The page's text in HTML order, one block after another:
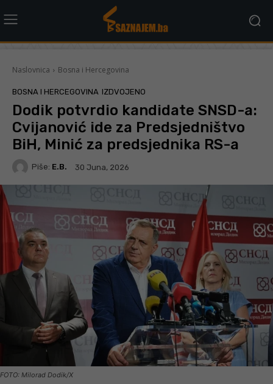
Naslovnica Bosna i Hercegovina
BOSNA I HERCEGOVINA IZDVOJENO
Dodik potvrdio kandidate SNSD-a:
Cvijanović ide za Predsjedništvo
BiH, Minić za predsjednika RS-a
Piše: E.B. 30 Juna, 2026
FOTO: Milorad Dodik/X